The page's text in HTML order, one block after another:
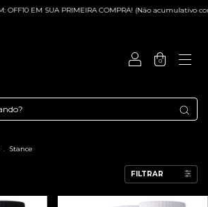
EM SUA PRIMEIRA COMPRA! (Não acumulativo
0
. Stance
FILTRAR